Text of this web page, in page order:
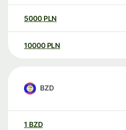
5000 PLN
10000 PLN
BZD
1 BZD